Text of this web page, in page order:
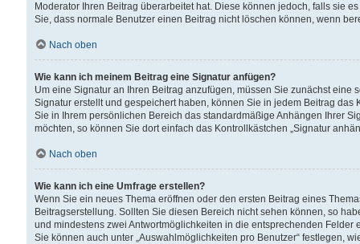
Moderator Ihren Beitrag überarbeitet hat. Diese können jedoch, falls sie
Sie, dass normale Benutzer einen Beitrag nicht löschen können, wenn
Nach oben
Wie kann ich meinem Beitrag eine Signatur anfügen?
Um eine Signatur an Ihren Beitrag anzufügen, müssen Sie zunächst
Signatur erstellt und gespeichert haben, können Sie in jedem Beitrag
Sie in Ihrem persönlichen Bereich das standardmäßige Anhängen Ihrer
möchten, so können Sie dort einfach das Kontrollkästchen „Signatur
Nach oben
Wie kann ich eine Umfrage erstellen?
Wenn Sie ein neues Thema eröffnen oder den ersten Beitrag eines
Beitragserstellung. Sollten Sie diesen Bereich nicht sehen können, so
und mindestens zwei Antwortmöglichkeiten in die entsprechenden
Sie können auch unter „Auswahlmöglichkeiten pro Benutzer“ festlegen,